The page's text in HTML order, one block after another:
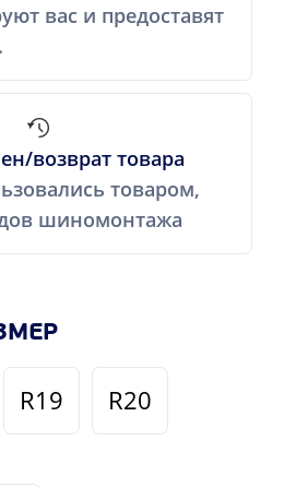
вас и предоставят
возврат товара
товаром,
шиномонтажа
R19 R20